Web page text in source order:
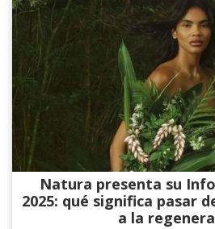
Natura presenta su
2025: qué significa pasar
a la